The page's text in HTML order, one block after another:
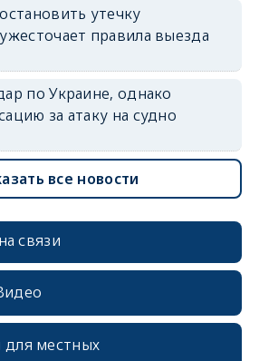
утечку
правила выезда
по Украине, однако
за атаку на судно
все новости
связи
местных